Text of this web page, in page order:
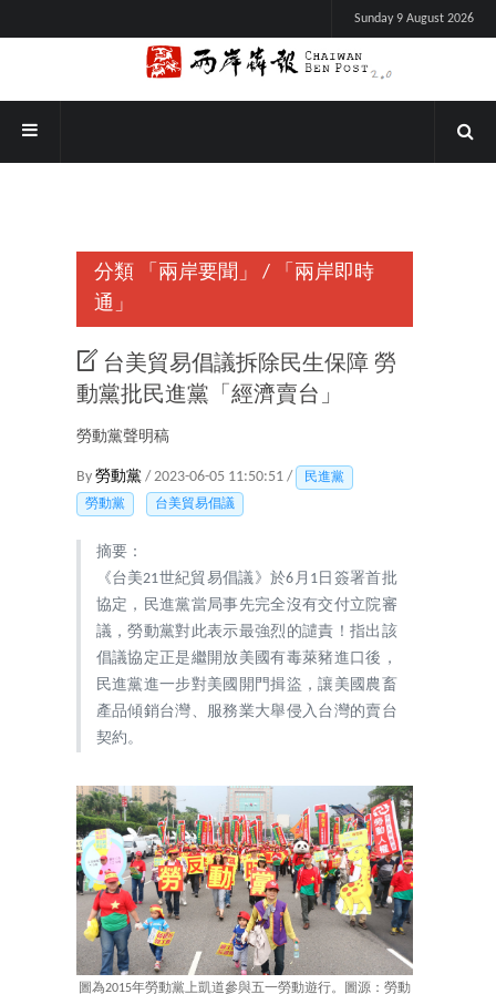
Sunday 9 August 2026
分類 「兩岸要聞」 /
「兩岸即時
通」
台美貿易倡議拆除民生保障 勞
動黨批民進黨「經濟賣台」
勞動黨聲明稿
By 勞動黨 / 2023-06-05 11:50:51 /
民進黨
勞動黨
台美貿易倡議
摘要：
《台美21世紀貿易倡議》於6月1日簽署首批
協定，民進黨當局事先完全沒有交付立院審
議，勞動黨對此表示最強烈的譴責！指出該
倡議協定正是繼開放美國有毒萊豬進口後，
民進黨進一步對美國開門揖盜，讓美國農畜
產品傾銷台灣、服務業大舉侵入台灣的賣台
契約。
圖為2015年勞動黨上凱道參與五一勞動遊行。圖源：勞動